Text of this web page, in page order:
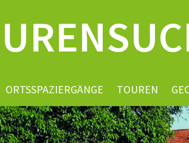
ORTSSPAZIERGÄNGE TOUREN